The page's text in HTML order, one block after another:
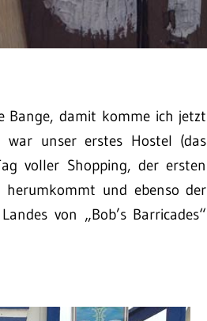
Bange, damit komme ich jetzt
unser erstes Hostel (das
voller Shopping, der ersten
und ebenso der
von „Bob’s Barricades“